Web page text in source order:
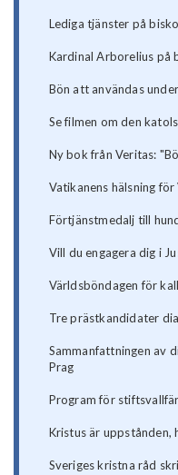
Lediga tjänster på
Kardinal Arborelius på
Bön att användas
Se filmen om den
Ny bok från Veritas:
Vatikanens hälsning
Förtjänstmedalj till
Vill du engagera dig i
Världsböndagen för
Tre prästkandidater
Sammanfattningen av
Prag
Program för
Kristus är uppstånden,
Sveriges kristna råd